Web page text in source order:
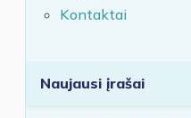
Kontaktai
Naujausi įrašai